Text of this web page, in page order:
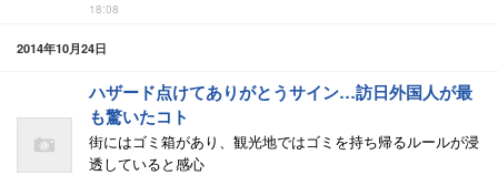
18:08
2014年10月24日
ハザード点けてありがとうサイン…訪日外国人が最
も驚いたコト
街にはゴミ箱があり、観光地ではゴミを持ち帰るルールが浸
透していると感心